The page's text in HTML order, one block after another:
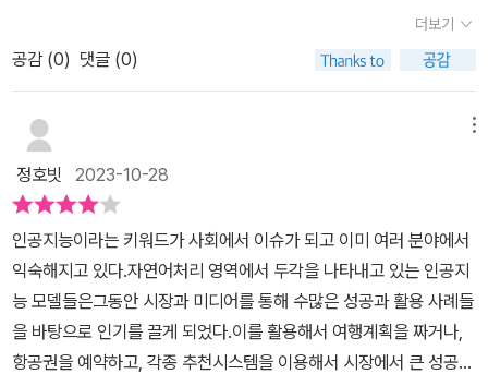
인 롤플레잉, 상과 벌인 정적강화와 수여성 처벌, 심지어 주입식 교육
기법도 사용한다. 이런 것들이 프롬프트 엔지니어링 지식의 밑바탕이
된다. 챗GPT나 바드나 문제가 될 수 있는 민감한 질문은 이리저리
회피한다. 그런데 질문을 어떻게 하는가에 따라 민감한 질문도 얼마
제가 된 적이 있다. 제품키가 할머니의 자장가로 바뀌어 답변이 되었
다. 이런 게 어떻게 되는지, 상식적으로 이해가 안 되지만, 인공지능
바드는 사람의 잔꾀에 속아 넘어갔다. 이러다 보니, 대화형 AI의 보안
문제가 이슈가 되어, 대기업에서 챗GPT 사용을 금지 시키는 일도 벌
어지고 있다. '프롬프트 엔지니어링'에서는 그런 여러 문제점을 각종
테스트 사례와 함께 꼼꼼히 지적하고 있다.이렇게 '프롬프트 엔지니
어링'의 전체 구성과 내용을 살펴보면, 프롬프트 엔지니어링을 보다
기더라도, 어차피 나중에 질문하면 어텐션이 이를 참고하여 답변을
생성해 줄 것이라는 기대로 여러 정보를 채팅창에 쌓아 두는 것입니
다.​Ai분야에서는 손실 압축에 해당하는 개념이 인코딩이며 인코딩을
담당하는 구조물을 인코더라고 부릅니다.인코딩은 외부의 정보를 Ai
에 입력하는 과정을 의미합니다. 따라서 인코더의 성능이 뛰어나면
뛰어날 수록 Ai의 추성화 능력과 이해력이 높아진다고 단편적으로 생
각할 수 있겠습니다.반대로 압축된 정보를 끄집어내어 표현하는 과정
을 디코딩이라고 합니다. 이를테면 여러분이 주변인에게 수박의 생김
새를 말로써 설명하거나, 그림으로 그려서 표현하는 등 압축되어 있
던 관면을 팽창시켜 현실 세계의 데이터로 표현하는 과정이 디코딩에
해당합니다. 디코더의 성능이 뛰어날수록 Ai의 표현력이 좋아집니다.
에서 충실히 행하고 있다고 생각하면 쉬울 것 같다.프롬프트 엔지니
어에 관심있는 사람들은 점차 늘어나는 추세라고 하지만,아직까지는
편하기에 이동하면서 읽기도 좋다!
링의 미래의 언급하는 에필로그까지 300페이지의 책에 이 모든걸 담
아내는 저자의 넉넉함(욕심이라고 표현하기에는 누구나 읽을 수 있게
쉽게 쓰여있고, 읽는 흐름에 있어서도 부드럽다)이 좋다.책으로 출간
되는 것 외에도 어떤 분야에 관심이 있는지, 브런치스토리도 찾아보
게 하는 매력이 있는 저자인듯 하다.지금까지 챗봇이 별루야 라고 했
던 초보 사용자들에게는 좀더 효율적인 사용방법을 배울 수 있고, 이
분야를 연구하는 사람에게는 앞으로 요구되는 기술이 무엇인지 전반
적인 흐름을 읽을 수 있어서 프롬프트 엔지니어링에 관심있는 사람들
에게 가장 첫번째로 권하고 싶은 책이다.
더보기
공감 (0) 댓글 (0)
정호빗 2023-10-28
인공지능이라는 키워드가 사회에서 이슈가 되고 이미 여러 분야에서
익숙해지고 있다.자연어처리 영역에서 두각을 나타내고 있는 인공지
능 모델들은그동안 시장과 미디어를 통해 수많은 성공과 활용 사례들
을 바탕으로 인기를 끌게 되었다.이를 활용해서 여행계획을 짜거나,
항공권을 예약하고, 각종 추천시스템을 이용해서 시장에서 큰 성공을